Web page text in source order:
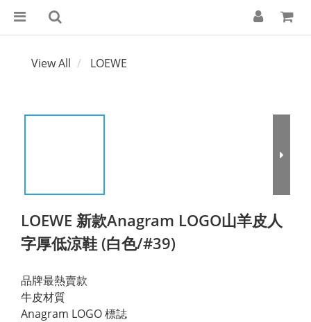
View All LOEWE
LOEWE 新款Anagram LOGO山羊皮人
字厚低涼鞋 (白色/#39)
品牌最熱賣款
牛皮材質
Anagram LOGO 標誌